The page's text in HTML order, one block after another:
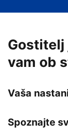
Gostitelj
vam ob
Vaša
Spoznajte